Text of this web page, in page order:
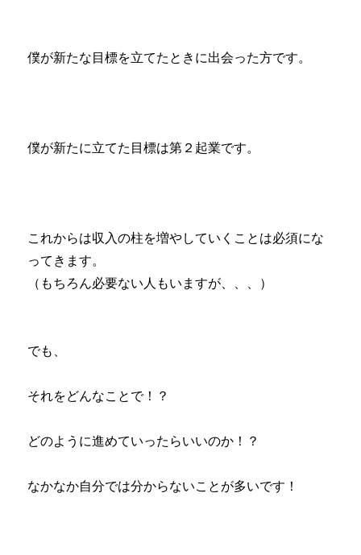
僕が新たな目標を立てたときに出会った方です。
僕が新たに立てた目標は第２起業です。
これからは収入の柱を増やしていくことは必須にな
ってきます。
（もちろん必要ない人もいますが、、、）
でも、
それをどんなことで！？
どのように進めていったらいいのか！？
なかなか自分では分からないことが多いです！